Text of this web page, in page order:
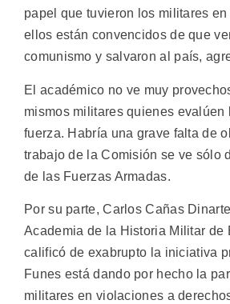
papel que tuvieron los militares
ellos están convencidos de que
comunismo y salvaron al país,
El académico no ve muy
mismos militares quienes evalúen
fuerza. Habría una grave falta de
trabajo de la Comisión se ve sólo
de las Fuerzas Armadas.
Por su parte, Carlos Cañas
Academia de la Historia Militar de
calificó de exabrupto la iniciativa
Funes está dando por hecho la
militares en violaciones a